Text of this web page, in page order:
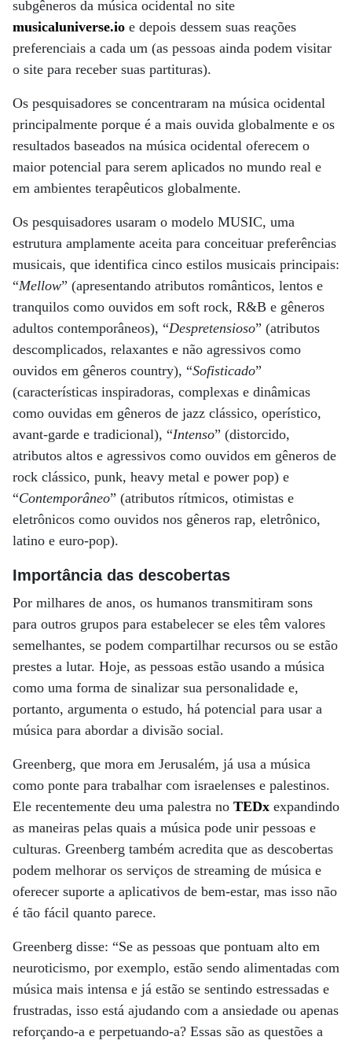
subgêneros da música ocidental no site
musicaluniverse.io e depois dessem suas reações
preferenciais a cada um (as pessoas ainda podem visitar
o site para receber suas partituras).
Os pesquisadores se concentraram na música ocidental
principalmente porque é a mais ouvida globalmente e os
resultados baseados na música ocidental oferecem o
maior potencial para serem aplicados no mundo real e
em ambientes terapêuticos globalmente.
Os pesquisadores usaram o modelo MUSIC, uma
estrutura amplamente aceita para conceituar preferências
musicais, que identifica cinco estilos musicais principais:
“Mellow” (apresentando atributos românticos, lentos e
tranquilos como ouvidos em soft rock, R&B e gêneros
adultos contemporâneos), “Despretensioso” (atributos
descomplicados, relaxantes e não agressivos como
ouvidos em gêneros country), “Sofisticado”
(características inspiradoras, complexas e dinâmicas
como ouvidas em gêneros de jazz clássico, operístico,
avant-garde e tradicional), “Intenso” (distorcido,
atributos altos e agressivos como ouvidos em gêneros de
rock clássico, punk, heavy metal e power pop) e
“Contemporâneo” (atributos rítmicos, otimistas e
eletrônicos como ouvidos nos gêneros rap, eletrônico,
latino e euro-pop).
Importância das descobertas
Por milhares de anos, os humanos transmitiram sons
para outros grupos para estabelecer se eles têm valores
semelhantes, se podem compartilhar recursos ou se estão
prestes a lutar. Hoje, as pessoas estão usando a música
como uma forma de sinalizar sua personalidade e,
portanto, argumenta o estudo, há potencial para usar a
música para abordar a divisão social.
Greenberg, que mora em Jerusalém, já usa a música
como ponte para trabalhar com israelenses e palestinos.
Ele recentemente deu uma palestra no TEDx expandindo
as maneiras pelas quais a música pode unir pessoas e
culturas. Greenberg também acredita que as descobertas
podem melhorar os serviços de streaming de música e
oferecer suporte a aplicativos de bem-estar, mas isso não
é tão fácil quanto parece.
Greenberg disse: “Se as pessoas que pontuam alto em
neuroticismo, por exemplo, estão sendo alimentadas com
música mais intensa e já estão se sentindo estressadas e
frustradas, isso está ajudando com a ansiedade ou apenas
reforçando-a e perpetuando-a? Essas são as questões a